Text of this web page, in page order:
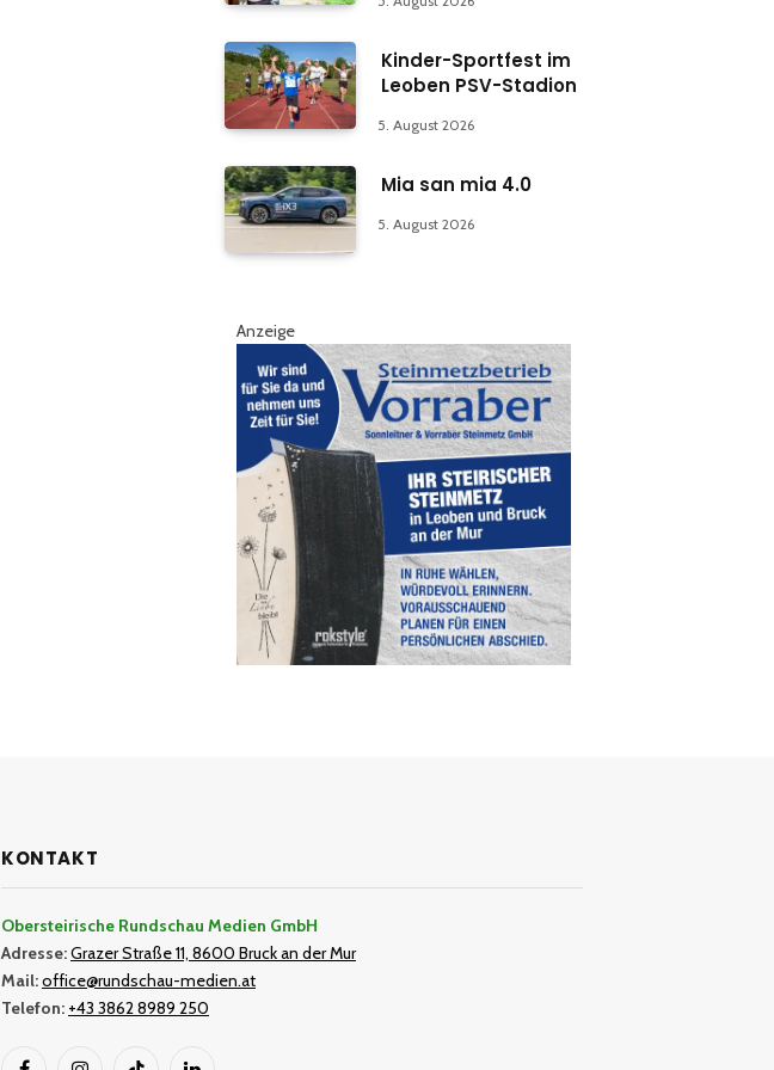
Kinder-Sportfest im
Leoben PSV-Stadion
5. August 2026
Mia san mia 4.0
5. August 2026
Anzeige
KONTAKT
Obersteirische Rundschau Medien GmbH
Adresse:Grazer Straße 11, 8600 Bruck an der Mur
Mail:office@rundschau-medien.at
Telefon: +43 3862 8989 250